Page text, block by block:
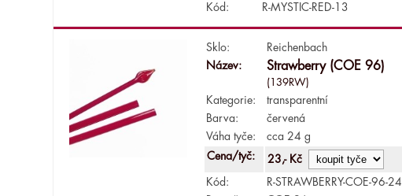
Kód: R-MYSTIC-RED-13
Sklo:
Reichenbach
Název:
Strawberry (COE 96)
(139RW)
Kategorie:
transparentní
Barva:
červená
Váha tyče:
cca 24 g
Cena/tyč:
23,- Kč
Kód:
R-STRAWBERRY-COE-96-24